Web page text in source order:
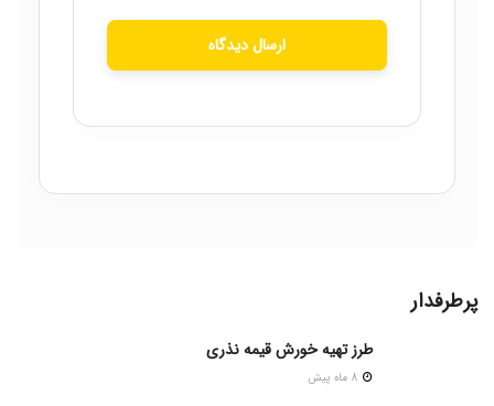
ارسال دیدگاه
پرطرفدار
طرز تهیه خورش قیمه نذری